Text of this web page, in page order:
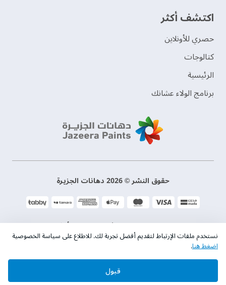
اكتشف أكثر
حصري للأونلاين
‫كتالوجات‬
الرئيسية
برنامج الولاء عشانك
حقوق النشر © 2026 دهانات الجزيرة
سياسة الخصوصية الشروط و الأحكام
السجل التجاري. 101046780
نستخدم ملفات الإرتباط لتقديم أفضل تجربة لك. للاطلاع على سياسة الخصوصية
اضغط هنا.
قبول